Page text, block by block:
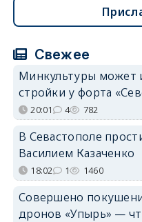
Свежее
Минкультуры может
стройки у форта
20:01 4 782
В Севастополе
Василием Казаченко
18:02 1 1460
Совершено
дронов «Упырь» —